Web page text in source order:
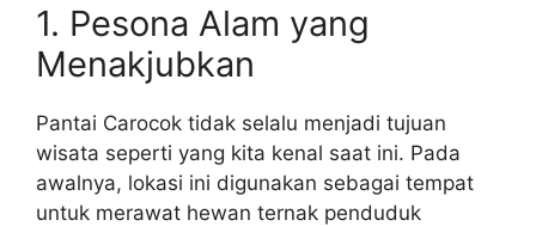
1. Pesona Alam yang
Menakjubkan
Pantai Carocok tidak selalu menjadi tujuan
wisata seperti yang kita kenal saat ini. Pada
awalnya, lokasi ini digunakan sebagai tempat
untuk merawat hewan ternak penduduk